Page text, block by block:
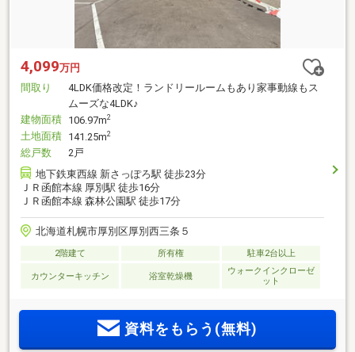
4,099万円
間取り
4LDK価格改定！ランドリールームもあり家事動線もス
ムーズな4LDK♪
建物面積 106.97m2
土地面積 141.25m2
総戸数
2戸
地下鉄東西線 新さっぽろ駅 徒歩23分
ＪＲ函館本線 厚別駅 徒歩16分
ＪＲ函館本線 森林公園駅 徒歩17分
北海道札幌市厚別区厚別西三条５
2階建て 所有権 駐車2台以上
カウンターキッチン 浴室乾燥機
ウォークインクローゼ
ット
資料をもらう(無料)